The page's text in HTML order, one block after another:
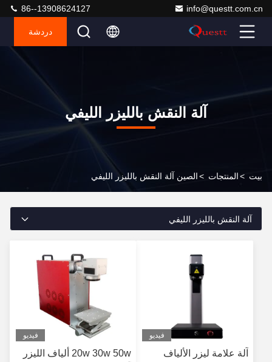
info@questt.com.cn
86--13908624127
دردشة
آلة النقش بالليزر الليفي
بيت >المنتجات >الصين آلة النقش بالليزر الليفي
آلة النقش بالليزر الليفي
فيديو
آلة علامة ليزر الألياف
فيديو
20w 30w 50w ألياف الليزر